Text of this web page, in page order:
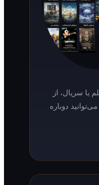
یا سریال، از
دوباره